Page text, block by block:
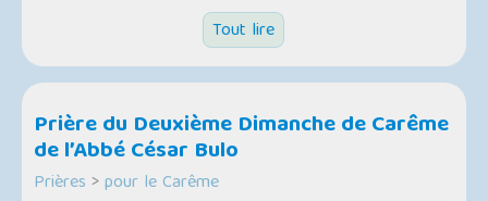
Tout lire
Prière du Deuxième Dimanche de Carême
de l’Abbé César Bulo
Prières >pour le Carême